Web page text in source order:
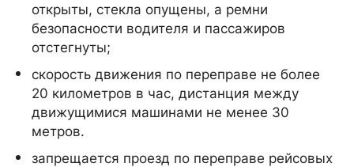
открыты, стекла опущены, а ремни
безопасности водителя и пассажиров
отстегнуты;
скорость движения по переправе не более
20 километров в час, дистанция между
движущимися машинами не менее 30
метров.
запрещается проезд по переправе рейсовых